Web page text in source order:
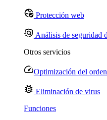
Protección web
Análisis de seguridad
Otros servicios
Optimización del
Eliminación de virus
Funciones